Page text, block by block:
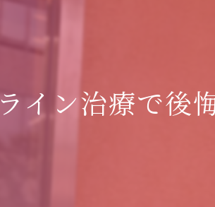
矯正歯科 (インビザライ
ホワイトニング
イン治療で後